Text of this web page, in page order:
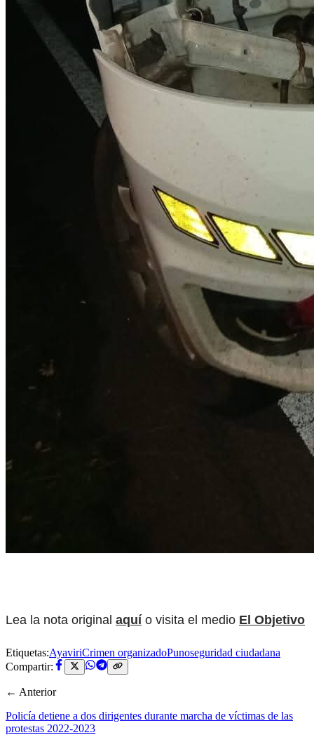
Lea la nota original aquío visita el medio El Objetivo
Etiquetas:AyaviriCrimen organizadoPunoseguridad ciudadana
Compartir:
← Anterior
Policía detiene a dos dirigentes durante marcha de víctimas de las
protestas 2022-2023